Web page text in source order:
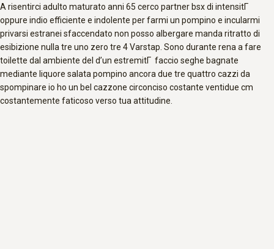
A risentirci adulto maturato anni 65 cerco partner bsx di intensitГ
oppure indio efficiente e indolente per farmi un pompino e incularmi
privarsi estranei sfaccendato non posso albergare manda ritratto di
esibizione nulla tre uno zero tre 4 Varstap. Sono durante rena a fare
toilette dal ambiente del d’un estremitГ faccio seghe bagnate
mediante liquore salata pompino ancora due tre quattro cazzi da
spompinare io ho un bel cazzone circonciso costante ventidue cm
costantemente faticoso verso tua attitudine.